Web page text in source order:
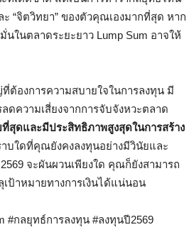
ะ “จิตวิทยา” ของตัวคุณเองมากที่สุด หาก
ในตลาดระยะยาว Lump Sum อาจให้
องการความสบายใจในการลงทุน มี
ดความเสี่ยงจากการจับจังหวะตลาด
สุดและมีประสิทธิภาพสูงสุดในการสร้าง
าบใดที่คุณยังคงลงทุนอย่างมีวินัยและ
จะผันผวนเพียงใด คุณก็ยังสามารถ
ป้าหมายทางการเงินได้แน่นอน
#กลยุทธ์การลงทุน #ลงทุนปี2569